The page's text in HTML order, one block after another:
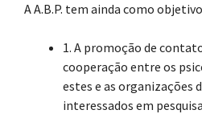
A A.B.P. tem ainda como
1. A promoção de
cooperação entre os
estes e as organizações
interessados em